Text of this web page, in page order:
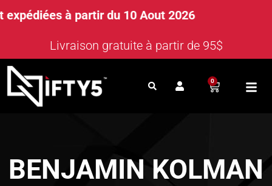
à partir du 10 Aout 2026
Livraison gratuite à partir de 95$
0
BENJAMIN KOLMAN